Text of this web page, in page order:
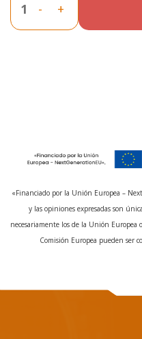
- +
«Financiado por la Unión Europea –
y las opiniones expresadas son
necesariamente los de la Unión
Comisión Europea pueden ser